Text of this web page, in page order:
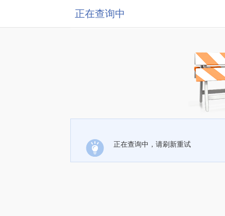
正在查询中
正在查询中，请刷新重试